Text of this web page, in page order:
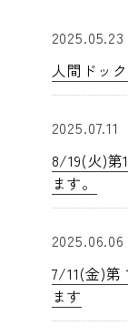
設
オ
chevron_right 企業
よく
chevron_right ケア
2025.05.23
人間ドッ
2025.07.11
8/19(火)第
ます。
2025.06.06
7/11(金)第
ます